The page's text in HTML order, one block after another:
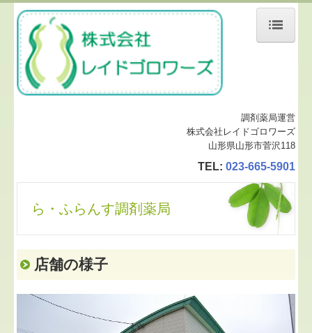
ホーム
ら・ふらんす調剤薬局
西川店
しあわせ調剤薬局
調剤薬局運営
株式会社レイドゴロワーズ
山形県山形市菅沢118
TEL: 023-665-5901
ら・ふらんす調剤薬局
店舗の様子